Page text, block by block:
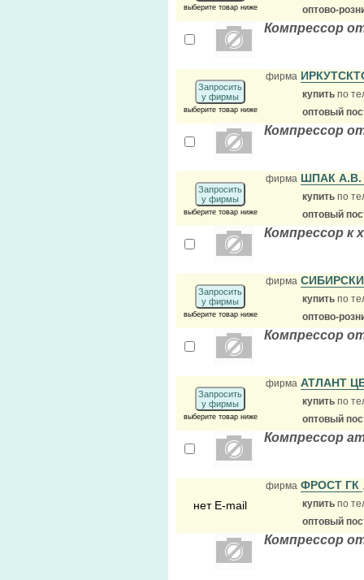
выберите товар ниже
оптово-
Компрессор
Запросить
у фирмы
выберите товар ниже
фирма
купить по
оптовый
Компрессор
Запросить
у фирмы
выберите товар ниже
фирма ШПАК А.В.
купить по
оптовый
Компрессор к
Запросить
у фирмы
выберите товар ниже
фирма
купить по
оптово-
Компрессор
Запросить
у фирмы
выберите товар ниже
фирма АТЛАНТ
купить по
оптовый
Компрессор
нет E-mail
фирма ФРОСТ ГК
купить по
оптовый
Компрессор